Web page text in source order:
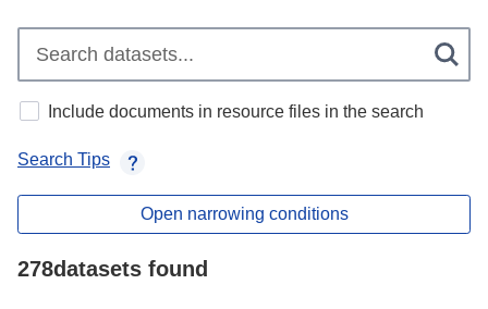
Include documents in resource files in the search
Search Tips
Open narrowing conditions
278datasets found